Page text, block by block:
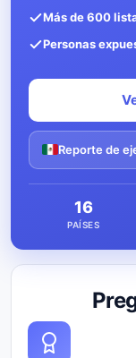
Más de 600
Personas
Reporte de
16
PAÍSES